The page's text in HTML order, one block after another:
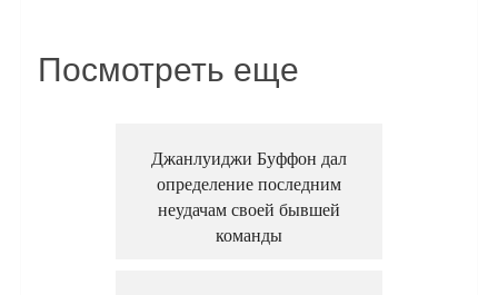
Посмотреть еще
Джанлуиджи Буффон дал
определение последним
неудачам своей бывшей
команды